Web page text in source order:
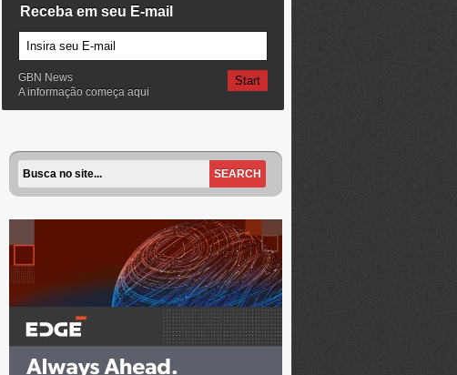
Receba em seu E-mail
GBN News
A informação começa aqui